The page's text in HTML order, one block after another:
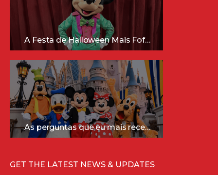
A Festa de Halloween Mais Fofa da Disney Está Chegando!
As perguntas que eu mais recebo sobre a Disney (e as respostas mais sinceras!)
GET THE LATEST NEWS & UPDATES